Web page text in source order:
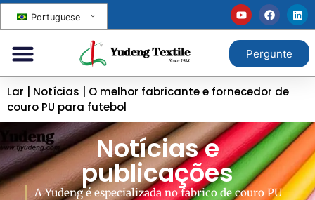
Portuguese
Pergunte
Lar Notícias
O melhor fabricante e fornecedor de
couro PU para futebol
Notícias e
publicações
A Yudeng é especializada no fabrico de couro PU